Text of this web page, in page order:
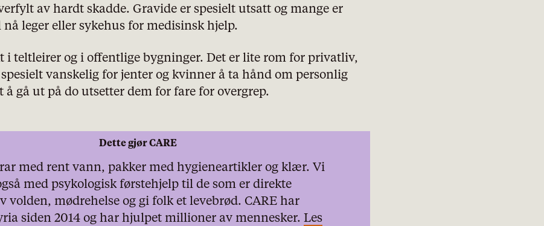
av hardt skadde. Gravide er spesielt utsatt og mange er
leger eller sykehus for medisinsk hjelp.
i teltleirer og i offentlige bygninger. Det er lite rom for privatliv,
vanskelig for jenter og kvinner å ta hånd om personlig
å gå ut på do utsetter dem for fare for overgrep.
Dette gjør CARE
med rent vann, pakker med hygieneartikler og klær. Vi
med psykologisk førstehjelp til de som er direkte
volden, mødrehelse og gi folk et levebrød. CARE har
siden 2014 og har hjulpet millioner av mennesker.Les